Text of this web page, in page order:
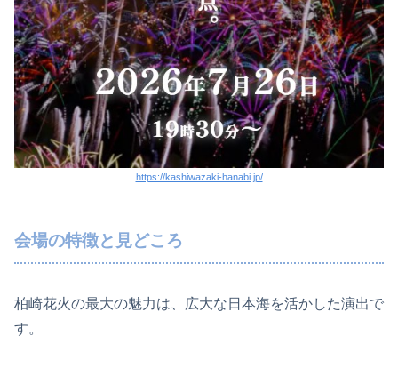
https://kashiwazaki-hanabi.jp/
会場の特徴と見どころ
柏崎花火の最大の魅力は、広大な日本海を活かした演出で
す。